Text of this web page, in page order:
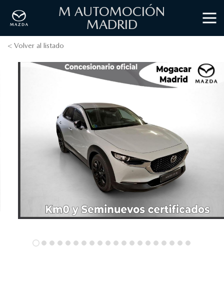
M AUTOMOCIÓN
MADRID
< Volver al listado